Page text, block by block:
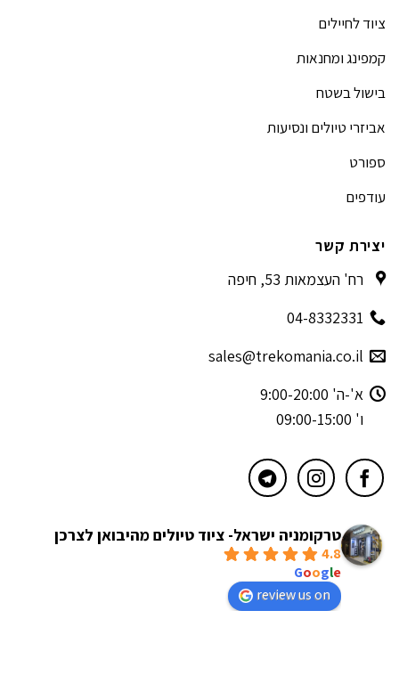
ציוד לחיילים
קמפינג ומחנאות
בישול בשטח
אביזרי טיולים ונסיעות
ספורט
עודפים
יצירת קשר
רח' העצמאות 53, חיפה
04-8332331
sales@trekomania.co.il
א'-ה' 9:00-20:00
ו' 09:00-15:00
טרקומניה ישראל- ציוד טיולים מהיבואן לצרכן
4.8
Google
review us on